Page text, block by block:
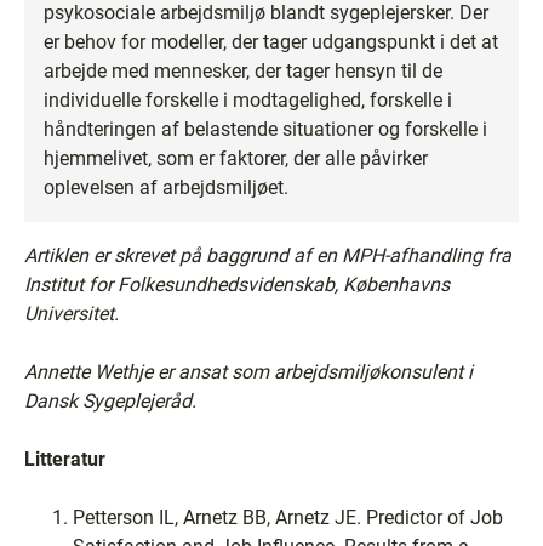
psykosociale arbejdsmiljø blandt sygeplejersker. Der
er behov for modeller, der tager udgangspunkt i det at
arbejde med mennesker, der tager hensyn til de
individuelle forskelle i modtagelighed, forskelle i
håndteringen af belastende situationer og forskelle i
hjemmelivet, som er faktorer, der alle påvirker
oplevelsen af arbejdsmiljøet.
Artiklen er skrevet på baggrund af en MPH-afhandling fra
Institut for Folkesundhedsvidenskab, Københavns
Universitet.
Annette Wethje er ansat som arbejdsmiljøkonsulent i
Dansk Sygeplejeråd.
Litteratur
Petterson IL, Arnetz BB, Arnetz JE. Predictor of Job